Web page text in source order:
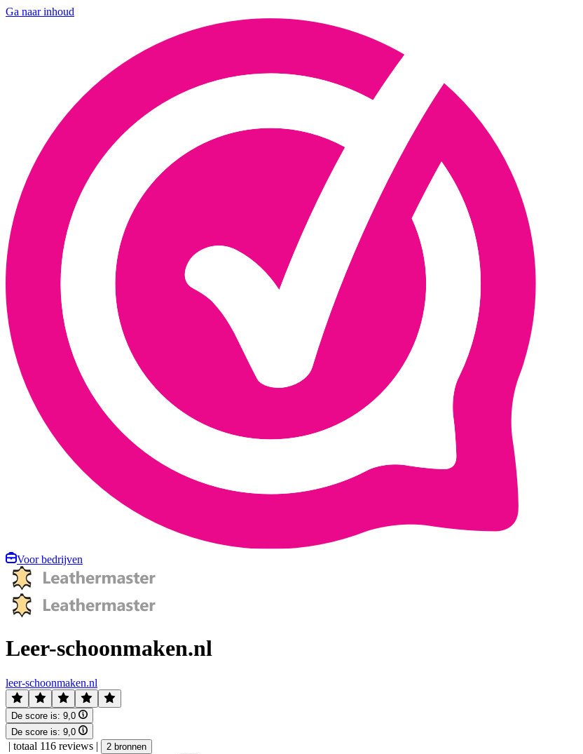
Ga naar inhoud
Voor bedrijven
Leer-schoonmaken.nl
leer-schoonmaken.nl
De score is: 9,0
De score is: 9,0
| totaal 116 reviews | 2 bronnen